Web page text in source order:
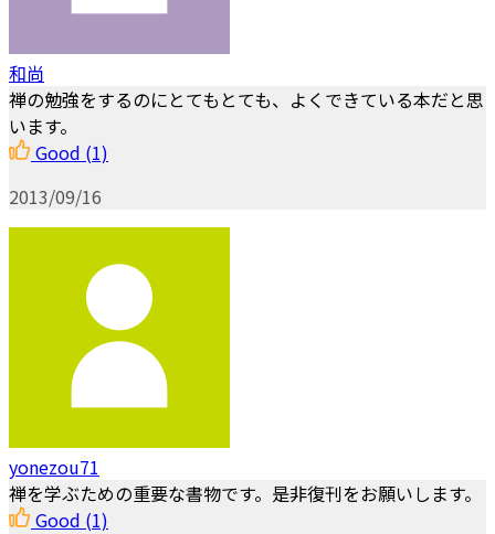
和尚
禅の勉強をするのにとてもとても、よくできている本だと思
います。
Good (1)
2013/09/16
yonezou71
禅を学ぶための重要な書物です。是非復刊をお願いします。
Good (1)